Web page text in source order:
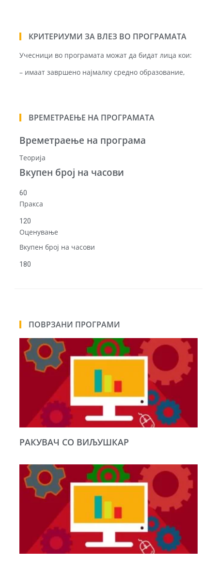
КРИТЕРИУМИ ЗА ВЛЕЗ ВО ПРОГРАМАТА
Учесници во програмата можат да бидат лица кои:
– имаат завршено најмалку средно образование,
ВРЕМЕТРАЕЊЕ НА ПРОГРАМАТА
Времетраење на програма
Теорија
Вкупен број на часови
60
Пракса
120
Оценување
Вкупен број на часови
180
ПОВРЗАНИ ПРОГРАМИ
РАКУВАЧ СО ВИЉУШКАР